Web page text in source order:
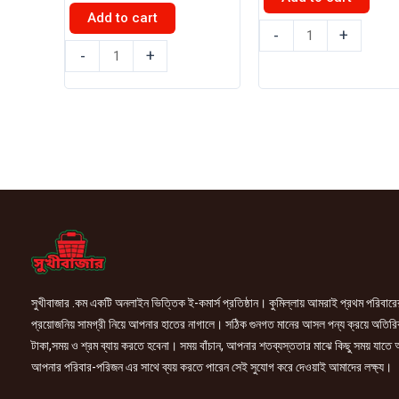
Add to cart
-
ফালুদা
মিক্স
+
-
চিকেন
মশলা
+
সুখীবাজার .কম একটি অনলাইন ভিত্তিক ই-কমার্স প্রতিষ্ঠান। কুমিল্লায় আমরাই প্রথম
প্রয়োজনিয় সামগ্রী নিয়ে আপনার হাতের নাগালে। সঠিক গুনগত মানের আসল পন্য ক্রয়ে
টাকা,সময় ও শ্রম ব্যায় করতে হবেনা। সময় বাঁচান, আপনার শতব্যস্ততার মাঝে কিছু সময় যাতে
আপনার পরিবার-পরিজন এর সাথে ব্যয় করতে পারেন সেই সুযোগ করে দেওয়াই আমাদের লক্ষ্য।